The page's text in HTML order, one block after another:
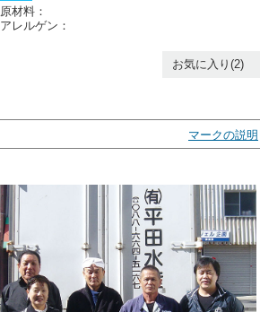
原材料：
アレルゲン：
お気に入り(2)
マークの説明